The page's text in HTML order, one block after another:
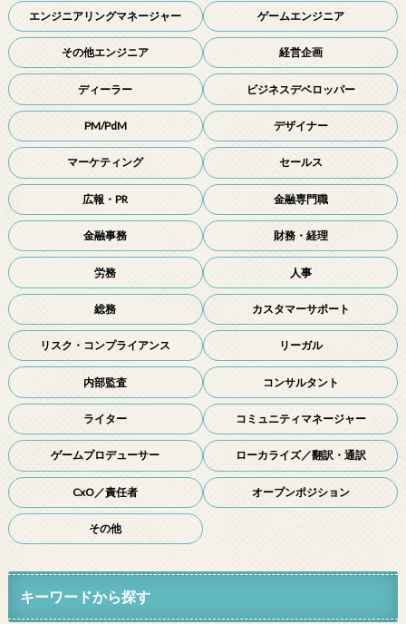
エンジニアリングマネージャー ゲームエンジニア
その他エンジニア 経営企画
ディーラー ビジネスデベロッパー
PM/PdM デザイナー
マーケティング セールス
広報・PR 金融専門職
金融事務 財務・経理
労務 人事
総務 カスタマーサポート
リスク・コンプライアンス リーガル
内部監査 コンサルタント
ライター コミュニティマネージャー
ゲームプロデューサー ローカライズ／翻訳・通訳
CxO／責任者 オープンポジション
その他
キーワードから探す